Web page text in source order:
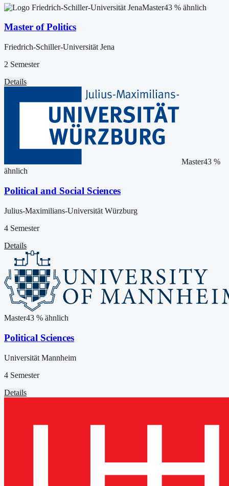
Master43 % ähnlich
Master of Politics
Friedrich-Schiller-Universität Jena
2 Semester
Details
Master43 %
ähnlich
Political and Social Sciences
Julius-Maximilians-Universität Würzburg
4 Semester
Details
Master43 % ähnlich
Political Sciences
Universität Mannheim
4 Semester
Details